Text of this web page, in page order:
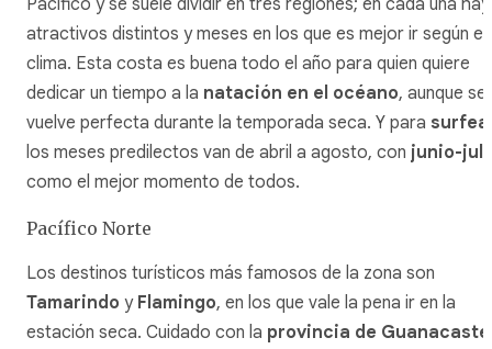
atractivos distintos y meses en los que es mejor ir según el
clima. Esta costa es buena todo el año para quien quiere
dedicar un tiempo a la natación en el océano, aunque se
vuelve perfecta durante la temporada seca. Y para
los meses predilectos van de abril a agosto, con junio-
como el mejor momento de todos.
Pacífico Norte
Los destinos turísticos más famosos de la zona son
Tamarindo y Flamingo, en los que vale la pena ir en la
estación seca. Cuidado con la provincia de